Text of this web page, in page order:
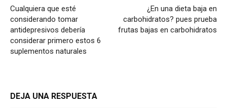
Cualquiera que esté
considerando tomar
antidepresivos debería
considerar primero estos 6
suplementos naturales
¿En una dieta baja en
carbohidratos? pues prueba
frutas bajas en carbohidratos
DEJA UNA RESPUESTA